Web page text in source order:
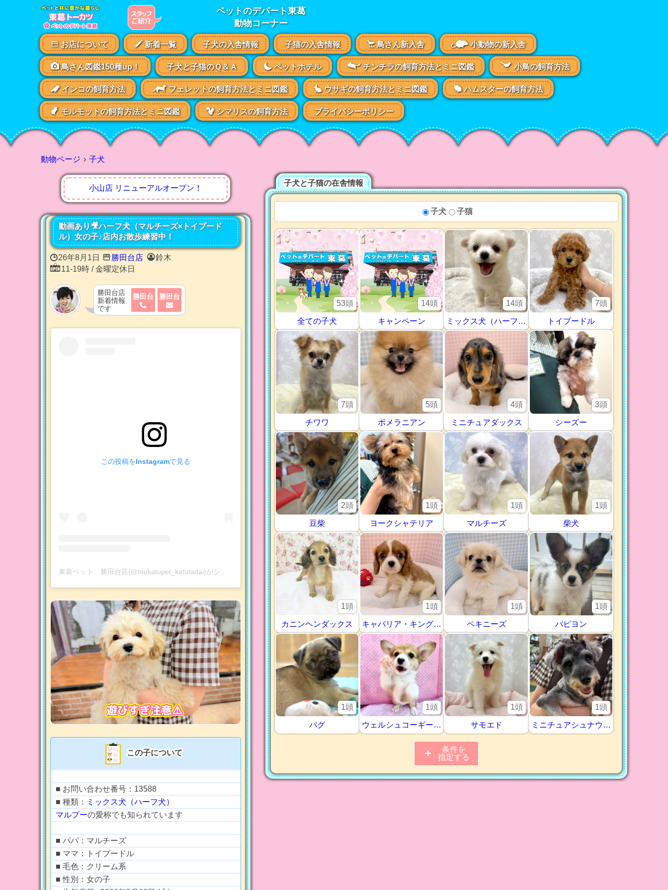
ペットのデパート東葛
動物コーナー
お店について 新着一覧 子犬の入舎情報 子猫の入舎情報 鳥さん新入舎 小動物の新入舎
鳥さん図鑑150種up！ 子犬と子猫のＱ＆Ａ ペットホテル チンチラの飼育方法とミニ図鑑 小鳥の飼育方法
インコの飼育方法 フェレットの飼育方法とミニ図鑑 ウサギの飼育方法とミニ図鑑 ハムスターの飼育方法
モルモットの飼育方法とミニ図鑑 シマリスの飼育方法 プライバシーポリシー
動物ページ 子犬
小山店 リニューアルオープン！
動画あり🎥ハーフ犬（マルチーズ×トイプード
ル）女の子♪店内お散歩練習中！
26年8月1日 勝田台店
鈴木
11-19時 / 金曜定休日
勝田台店
新着情報
です
勝田台 勝田台
この投稿をInstagramで見る
遊びすぎ注意⚠️
この子について
■ お問い合わせ番号：13588
■ 種類：
ミックス犬（ハーフ犬）
マルプーの愛称でも知られています
■ パパ：マルチーズ
■ ママ：トイプードル
■ 毛色：クリーム系
■ 性別：女の子
子犬と子猫の在舎情報
子犬 子猫
53頭
全ての子犬
14頭
キャンペーン
14頭
ミックス犬（ハーフ犬）
7頭
トイプードル
7頭
チワワ
5頭
ポメラニアン
4頭
ミニチュアダックス
3頭
シーズー
2頭
豆柴
1頭
ヨークシャテリア
1頭
マルチーズ
1頭
柴犬
1頭
カニンヘンダックス
1頭
キャバリア・キングチャールズ・スパニエル
1頭
ペキニーズ
1頭
パピヨン
1頭
パグ
1頭
ウェルシュコーギー・ペンブローグ
1頭
サモエド
1頭
ミニチュアシュナウザー
＋
条件を
指定する